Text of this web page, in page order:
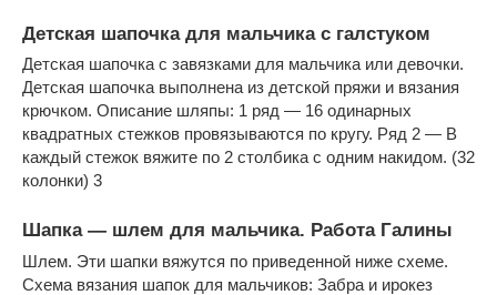
Детская шапочка для мальчика с галстуком
Детская шапочка с завязками для мальчика или девочки.
Детская шапочка выполнена из детской пряжи и вязания
крючком. Описание шляпы: 1 ряд — 16 одинарных
квадратных стежков провязываются по кругу. Ряд 2 — В
каждый стежок вяжите по 2 столбика с одним накидом. (32
колонки) 3
Шапка — шлем для мальчика. Работа Галины
Шлем. Эти шапки вяжутся по приведенной ниже схеме.
Схема вязания шапок для мальчиков: Забра и ирокез